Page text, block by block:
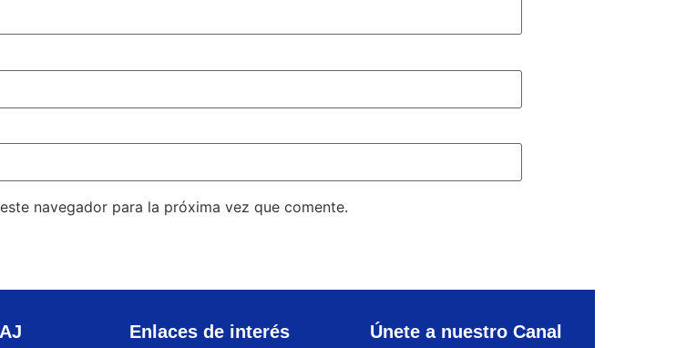
navegador para la próxima vez que comente.
Enlaces de interés Únete a nuestro Canal